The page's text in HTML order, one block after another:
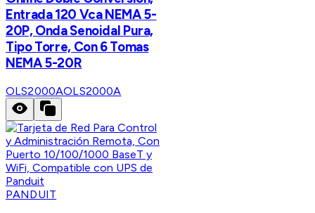
Entrada 120 Vca NEMA 5-
20P, Onda Senoidal Pura,
Tipo Torre, Con 6 Tomas
NEMA 5-20R
OLS2000AOLS2000A
PANDUIT